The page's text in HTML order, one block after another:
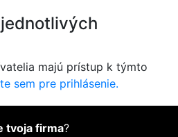
majú prístup k týmto
sem pre prihlásenie.
tvoja firma?